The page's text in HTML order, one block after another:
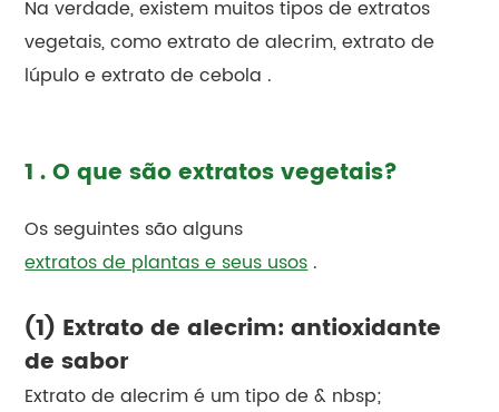
Na verdade, existem muitos tipos de extratos
vegetais, como extrato de alecrim, extrato de
lúpulo e extrato de cebola .
1 . O que são extratos vegetais?
Os seguintes são alguns
extratos de plantas e seus usos.
(1) Extrato de alecrim: antioxidante
de sabor
Extrato de alecrim é um tipo de & nbsp;